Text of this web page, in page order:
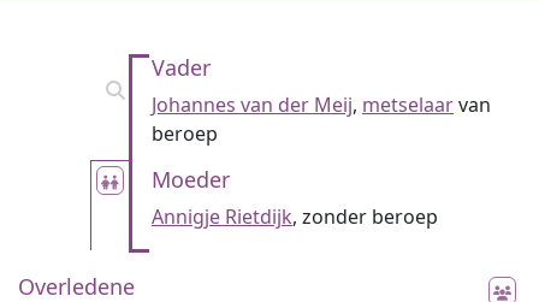
Vader
Johannes van der Meij, metselaarvan
beroep
Moeder
Annigje Rietdijk, zonder beroep
Overledene